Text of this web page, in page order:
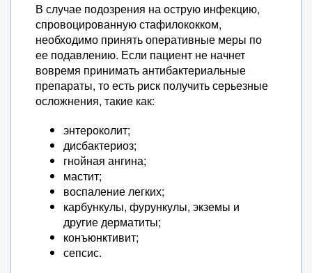
В случае подозрения на острую инфекцию,
спровоцированную стафилококком,
необходимо принять оперативные меры по
ее подавлению. Если пациент не начнет
вовремя принимать антибактериальные
препараты, то есть риск получить серьезные
осложнения, такие как:
энтероколит;
дисбактериоз;
гнойная ангина;
мастит;
воспаление легких;
карбункулы, фурункулы, экземы и
другие дерматиты;
конъюнктивит;
сепсис.